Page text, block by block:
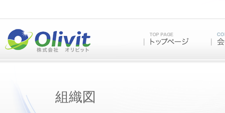
組織図